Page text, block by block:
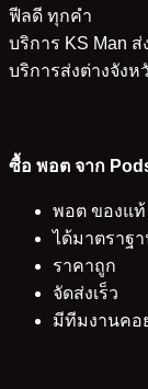
ฟีลดี ทุกคำ
บริการ KS Man ส่
บริการส่งต่างจังห
ซื้อ พอต จาก
พอต ของแท้
ได้มาตราฐ
ราคาถูก
จัดส่งเร็ว
มีทีมงานคอ